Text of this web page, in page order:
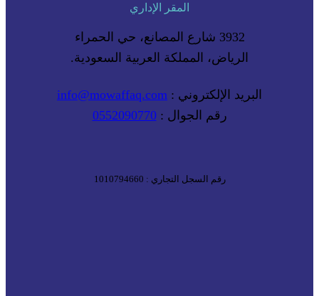
المقر الإداري
3932 شارع المصانع، حي الحمراء
الرياض، المملكة العربية السعودية.
البريد الإلكتروني : info@mowaffaq.com
رقم الجوال :0552090770
رقم السجل التجاري : 1010794660